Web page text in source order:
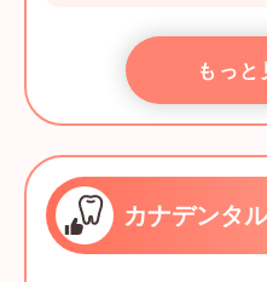
もっと
カナデンタ